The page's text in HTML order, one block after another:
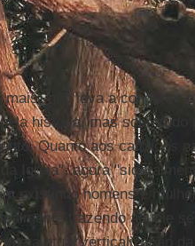
não leva a condenar
pela história, mas
Quanto aos católicos
Igreja", agora
existindo homens e
trazendo aquele
a atual verticalização